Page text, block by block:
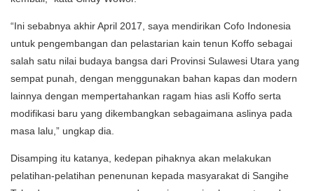
“Ini sebabnya akhir April 2017, saya mendirikan Cofo Indonesia
untuk pengembangan dan pelastarian kain tenun Koffo sebagai
salah satu nilai budaya bangsa dari Provinsi Sulawesi Utara yang
sempat punah, dengan menggunakan bahan kapas dan modern
lainnya dengan mempertahankan ragam hias asli Koffo serta
modifikasi baru yang dikembangkan sebagaimana aslinya pada
masa lalu,” ungkap dia.
Disamping itu katanya, kedepan pihaknya akan melakukan
pelatihan-pelatihan penenunan kepada masyarakat di Sangihe